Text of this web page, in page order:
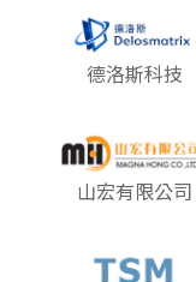
德洛斯科技
山宏有限公司